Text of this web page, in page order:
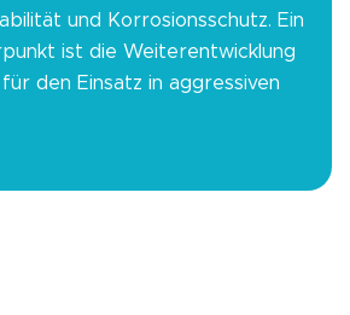
und Korrosionsschutz. Ein
ist die Weiterentwicklung
den Einsatz in aggressiven